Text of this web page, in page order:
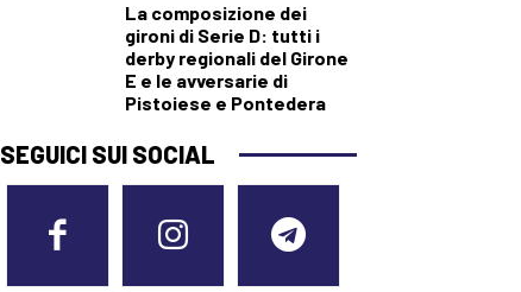
La composizione dei
gironi di Serie D: tutti i
derby regionali del Girone
E e le avversarie di
Pistoiese e Pontedera
SEGUICI SUI SOCIAL